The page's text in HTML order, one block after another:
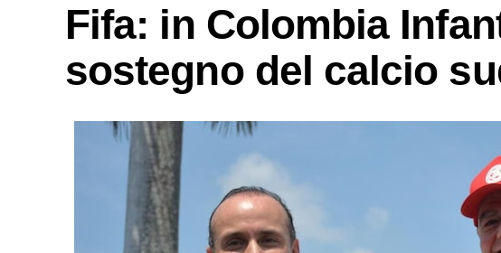
Fifa: in Colombia
sostegno del calcio